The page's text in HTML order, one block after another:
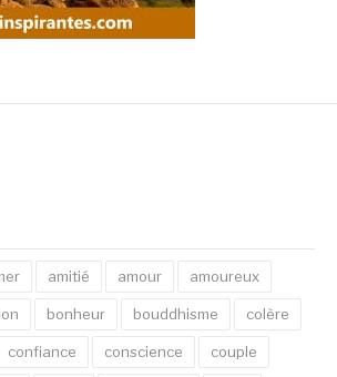
amitié amour amoureux
bonheur bouddhisme colère
confiance conscience couple